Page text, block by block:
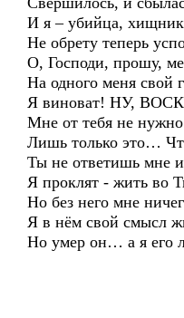
И я – убийца, хищник
Не обрету теперь
О, Господи, прошу,
На одного меня свой
Я виноват! НУ,
Мне от тебя не
Лишь только это…
Ты не ответишь мне
Я проклят - жить во
Но без него мне
Я в нём свой смысл
Но умер он… а я его